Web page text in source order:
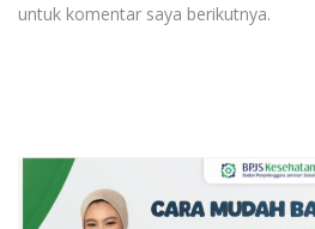
untuk komentar saya berikutnya.